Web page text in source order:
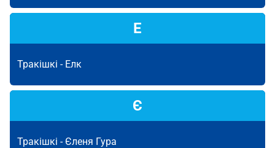
Е
Тракішкі - Елк
Є
Тракішкі - Єленя Гура